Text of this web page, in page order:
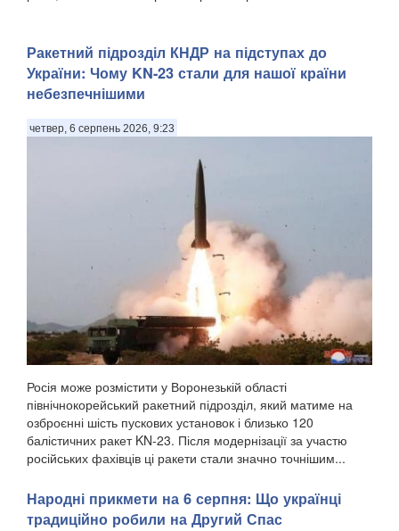
Ракетний підрозділ КНДР на підступах до
України: Чому KN-23 стали для нашої країни
небезпечнішими
четвер, 6 серпень 2026, 9:23
Росія може розмістити у Воронезькій області
північнокорейський ракетний підрозділ, який матиме на
озброєнні шість пускових установок і близько 120
балістичних ракет KN-23. Після модернізації за участю
російських фахівців ці ракети стали значно точнішим...
Народні прикмети на 6 серпня: Що українці
традиційно робили на Другий Спас